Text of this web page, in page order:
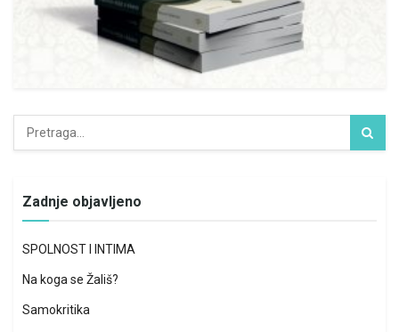
Zadnje objavljeno
SPOLNOST I INTIMA
Na koga se Žališ?
Samokritika